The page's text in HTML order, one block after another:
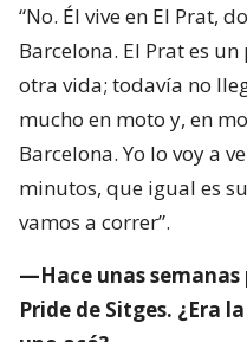
“No. Él vive en El Prat,
Barcelona. El Prat es
otra vida; todavía no
mucho en moto y, en
Barcelona. Yo lo voy a
minutos, que igual es
vamos a correr”.
—Hace unas
Pride de Sitges. ¿Era